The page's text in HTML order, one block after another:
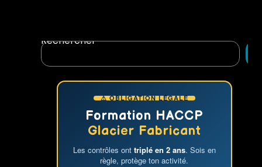
Rechercher
⚠ OBLIGATION LÉGALE
Formation HACCP
Glacier Fabricant
Les contrôles ont triplé en 2 ans. Sois en
règle, protège ton activité.